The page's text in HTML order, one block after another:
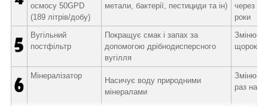
осмосу 50GPD
(189 літрів/добу)
метали, бактерії, пестициди та ін)
через
роки
Вугільний
постфільтр
Покращує смак і запах за
допомогою дрібнодисперсного
вугілля
щороку
Мінералізатор
Насичує воду природними
мінералами
раз на